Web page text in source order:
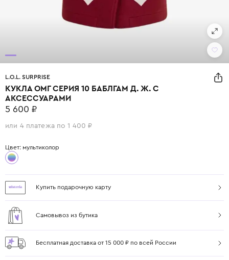
L.O.L. SURPRISE
КУКЛА ОМГ СЕРИЯ 10 БАБЛГАМ Д. Ж. С
АКСЕССУАРАМИ
5 600 ₽
или 4 платежа по 1 400 ₽
Цвет: мультиколор
Купить подарочную карту
Самовывоз из бутика
Бесплатная доставка от 15 000 ₽ по всей России